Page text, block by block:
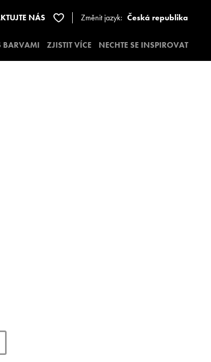
NÁS Změnit jazyk: Česká republika
BARVAMI ZJISTIT VÍCE NECHTE SE INSPIROVAT